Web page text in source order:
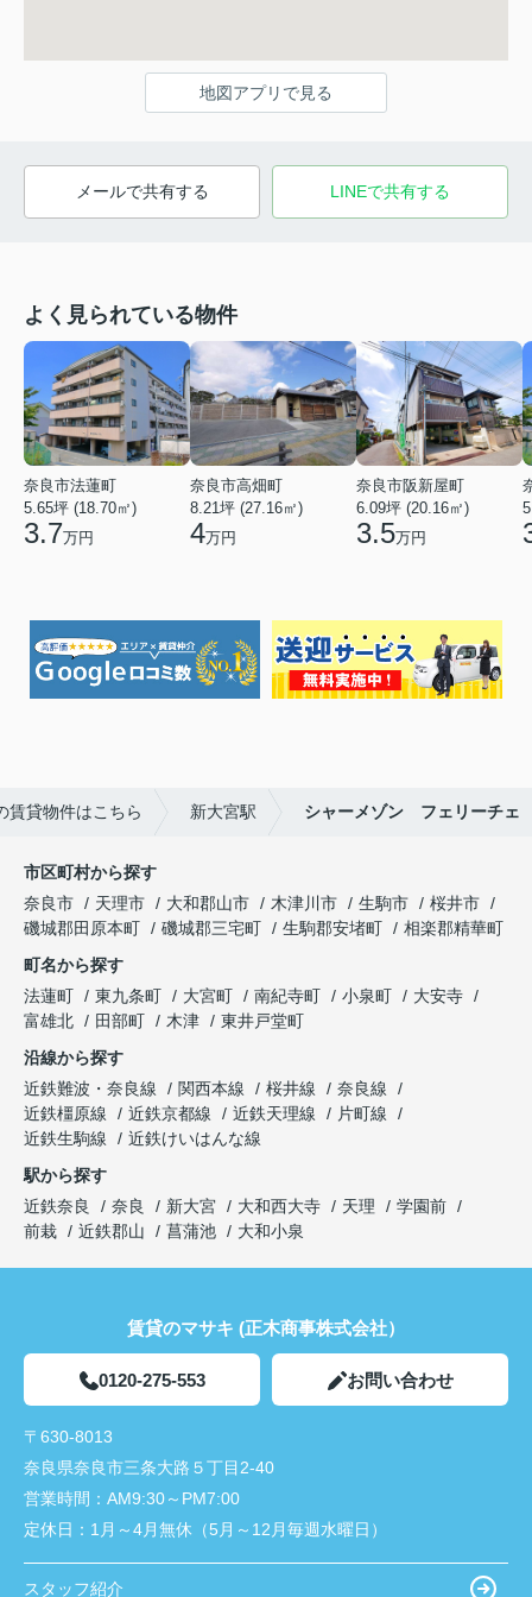
地図アプリで見る
メールで共有する LINEで共有する
よく見られている物件
奈良市法蓮町
5.65坪 (18.70㎡)
3.7万円
奈良市高畑町
8.21坪 (27.16㎡)
4万円
奈良市阪新屋町
6.09坪 (20.16㎡)
3.5万円
賃貸物件はこちら 新大宮駅 シャーメゾン フェリーチェ
市区町村から探す
奈良市
天理市 大和郡山市 木津川市 生駒市
桜井市
磯城郡田原本町
磯城郡三宅町 生駒郡安堵町
相楽郡精華町
町名から探す
法蓮町
東九条町 大宮町 南紀寺町 小泉町
大安寺
富雄北
田部町 木津
東井戸堂町
沿線から探す
近鉄難波・奈良線
関西本線 桜井線
奈良線
近鉄橿原線
近鉄京都線 近鉄天理線
片町線
近鉄生駒線
近鉄けいはんな線
駅から探す
近鉄奈良
奈良 新大宮 大和西大寺 天理
学園前
前栽
近鉄郡山 菖蒲池 大和小泉
賃貸のマサキ (正木商事株式会社）
0120-275-553 お問い合わせ
〒630-8013
奈良県奈良市三条大路５丁目2-40
営業時間： AM9:30～PM7:00
定休日： 1月～4月無休（5月～12月毎週水曜日）
スタッフ紹介